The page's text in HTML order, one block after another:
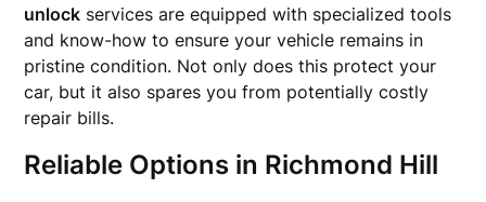
unlock services are equipped with specialized tools
and know-how to ensure your vehicle remains in
pristine condition. Not only does this protect your
car, but it also spares you from potentially costly
repair bills.
Reliable Options in Richmond Hill